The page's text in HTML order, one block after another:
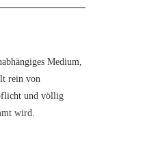
Medium,
rein von
und völlig
wird.